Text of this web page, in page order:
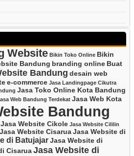
Website Bikin Toko Online Bikin
Bandung branding online Buat
Bandung desain web
e-commerce Jasa Landingpage Cikutra
Jasa Toko Online Kota Bandung
Web Bandung Terdekat Jasa Web Kota
Bandung
Jasa Website Cikole Jasa Website Cililin
Jasa Website CisaruaJasa Website di
di BatujajarJasa Website di
CisaruaJasa Website di